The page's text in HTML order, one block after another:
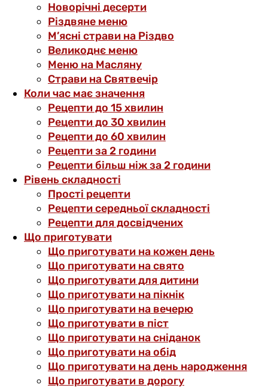
Новорічні десерти
Різдвяне меню
М’ясні страви на Різдво
Великоднє меню
Меню на Масляну
Страви на Святвечір
Коли час має значення
Рецепти до 15 хвилин
Рецепти до 30 хвилин
Рецепти до 60 хвилин
Рецепти за 2 години
Рецепти більш ніж за 2 години
Рівень складності
Прості рецепти
Рецепти середньої складності
Рецепти для досвідчених
Що приготувати
Що приготувати на кожен день
Що приготувати на свято
Що приготувати для дитини
Що приготувати на пікнік
Що приготувати на вечерю
Що приготувати в піст
Що приготувати на сніданок
Що приготувати на обід
Що приготувати на день народження
Що приготувати в дорогу